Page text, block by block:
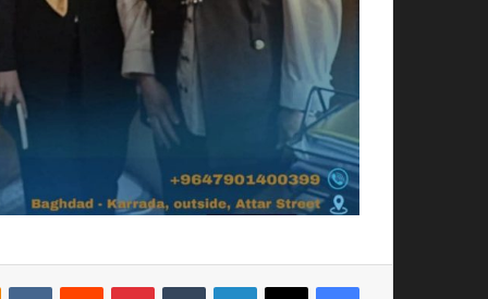
فيسبوك‫X لينكدإن بينتيريست